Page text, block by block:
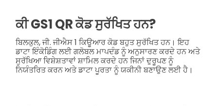
ਕੀ GS1 QR ਕੋਡ ਸੁਰੱਖਿਤ ਹਨ?
ਬਿਲਕੁਲ, ਜੀ. ਜੀਐਸ 1 ਕਿਊਆਰ ਕੋਡ ਬਹੁਤ ਸੁਰੱਖਿਤ ਹਨ। ਇਹ
ਡਾਟਾ ਇੰਕੋਡਿੰਗ ਲਈ ਗਲੋਬਲ ਮਾਪਦੰਡ ਨੂੰ ਅਨੁਸਾਰਣ ਕਰਦੇ ਹਨ ਅਤੇ
ਸੁਰੱਖਿਆ ਵਿਸ਼ੇਸ਼ਤਾਵਾਂ ਸ਼ਾਮਿਲ ਕਰਦੇ ਹਨ ਜਿਨਾਂ ਦੁਰੂਪਣ ਨੂੰ
ਨਿਯੰਤਰਿਤ ਕਰਨ ਅਤੇ ਡਾਟਾ ਪੂਰਤਾ ਨੂੰ ਯਕੀਨੀ ਬਣਾਉਣ ਲਈ ਹੈ।